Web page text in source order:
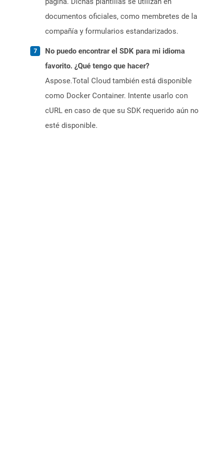
documentos oficiales, como membretes de la
compañía y formularios estandarizados.
No puedo encontrar el SDK para mi idioma
favorito. ¿Qué tengo que hacer?
Aspose.Total Cloud también está disponible
como Docker Container. Intente usarlo con
cURL en caso de que su SDK requerido aún no
esté disponible.